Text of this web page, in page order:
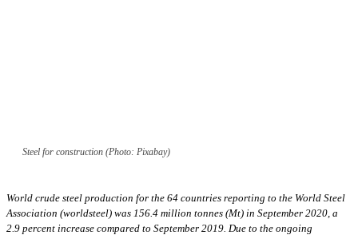
Steel for construction (Photo: Pixabay)
World crude steel production for the 64 countries reporting to the World Steel
Association (worldsteel) was 156.4 million tonnes (Mt) in September 2020, a
2.9 percent increase compared to September 2019. Due to the ongoing